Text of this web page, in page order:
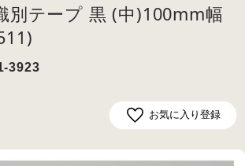
別テープ 黒 (中)100mm幅
3923
お気に入り登録